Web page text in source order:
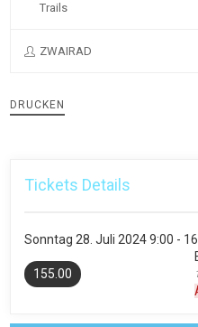
Trails
ZWAIRAD
DRUCKEN
Tickets Details
Sonntag 28. Juli 2024 9:00 -
155.00